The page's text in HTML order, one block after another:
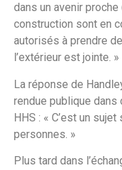
dans un avenir
construction sont en
autorisés à prendre
l’extérieur est jointe. »
La réponse de
rendue publique
HHS : « C’est un
personnes. »
Plus tard dans